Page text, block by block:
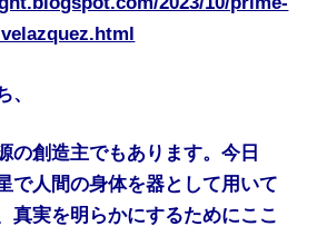
、
の創造主でもあります。今日
で人間の身体を器として用いて
真実を明らかにするためにここ